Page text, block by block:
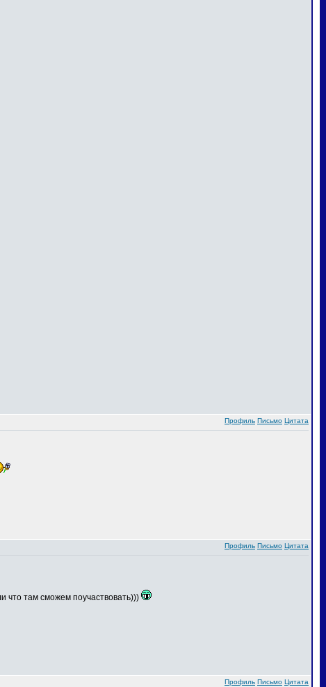
Профиль Письмо Цитата
Профиль Письмо Цитата
что там сможем поучаствовать)))
Профиль Письмо Цитата